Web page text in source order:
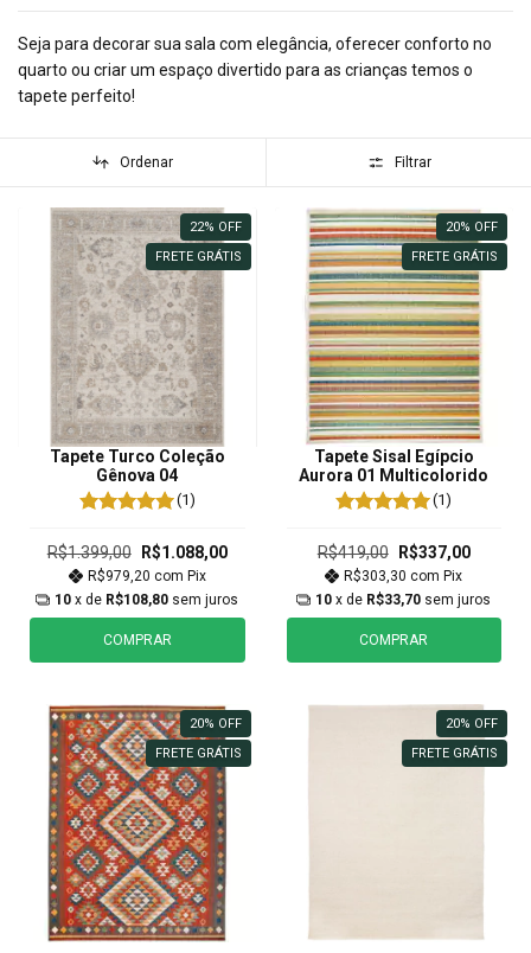
Seja para decorar sua sala com elegância, oferecer conforto no
quarto ou criar um espaço divertido para as crianças temos o
tapete perfeito!
Ordenar Filtrar
22% OFF
FRETE GRÁTIS
Tapete Turco Coleção
Gênova 04
(1)
R$1.399,00 R$1.088,00
R$979,20 com Pix
10 x de R$108,80 sem juros
COMPRAR
20% OFF
FRETE GRÁTIS
Tapete Sisal Egípcio
Aurora 01 Multicolorido
(1)
R$419,00 R$337,00
R$303,30com Pix
10 x de R$33,70 sem juros
COMPRAR
20% OFF
FRETE GRÁTIS
20% OFF
FRETE GRÁTIS